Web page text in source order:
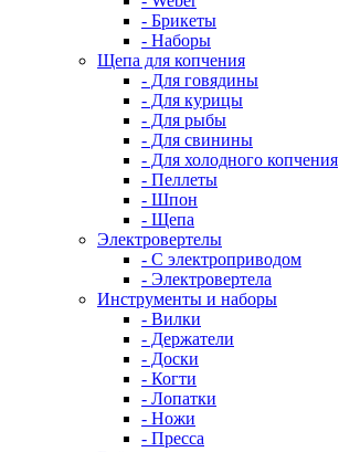
- Брикеты
- Наборы
Щепа для копчения
- Для говядины
- Для курицы
- Для рыбы
- Для свинины
- Для холодного копчения
- Пеллеты
- Шпон
- Щепа
Электровертелы
- С электроприводом
- Электровертела
Инструменты и наборы
- Вилки
- Держатели
- Доски
- Когти
- Лопатки
- Ножи
- Пресса